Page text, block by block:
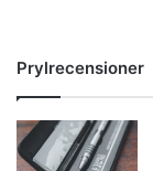
Prylrecensioner